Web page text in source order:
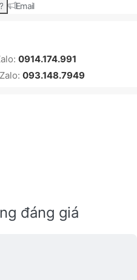
Email
0914.174.991
093.148.7949
đáng giá
4 trên 5
3 trên 5 sao.
trên 5 sao.
5 sao. Xấu